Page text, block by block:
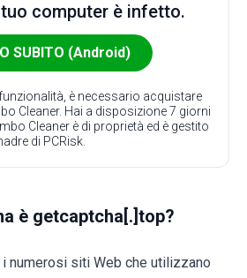
computer è infetto.
SUBITO (Android)
è necessario acquistare
Cleaner. Hai a disposizione 7 giorni
Cleaner è di proprietà ed è gestito
di PCRisk.
è getcaptcha[.]top?
i numerosi siti Web che utilizzano